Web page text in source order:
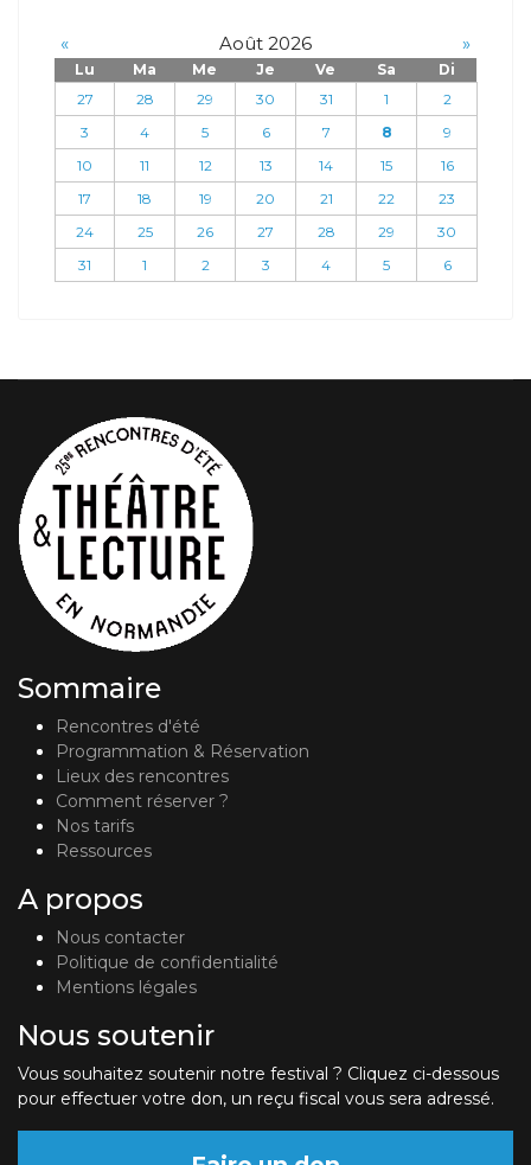
« Août 2026 »
Lu Ma Me Je Ve Sa
Di
27
28 29 30 31 1
2
3
4 5 6 7 8
9
10
11 12 13 14 15
16
17
18 19 20 21 22
23
24
25 26 27 28 29
30
31
1 2 3 4 5 6
Sommaire
Rencontres d'été
Programmation & Réservation
Lieux des rencontres
Comment réserver ?
Nos tarifs
Ressources
A propos
Nous contacter
Politique de confidentialité
Mentions légales
Nous soutenir
Vous souhaitez soutenir notre festival ? Cliquez ci-dessous
pour effectuer votre don, un reçu fiscal vous sera adressé.